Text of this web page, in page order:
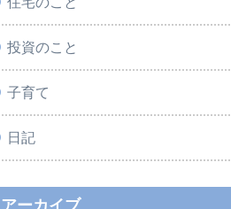
投資のこと
子育て
日記